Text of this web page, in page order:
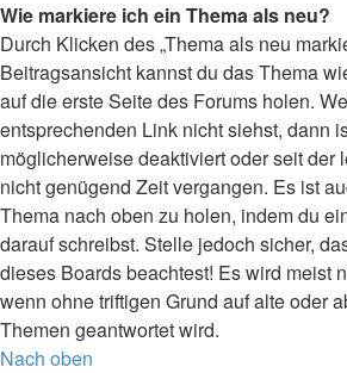
Wie markiere ich ein Thema als neu?
Durch Klicken des „Thema als neu
Beitragsansicht kannst du das Thema
auf die erste Seite des Forums holen.
entsprechenden Link nicht siehst, dann
möglicherweise deaktiviert oder seit der
nicht genügend Zeit vergangen. Es ist
Thema nach oben zu holen, indem du
darauf schreibst. Stelle jedoch sicher,
dieses Boards beachtest! Es wird meist
wenn ohne triftigen Grund auf alte oder
Themen geantwortet wird.
Nach oben